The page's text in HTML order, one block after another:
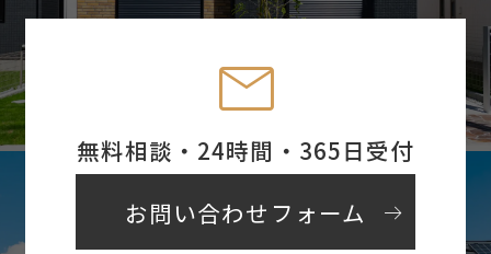
mail
無料相談・24時間・365日受付
お問い合わせフォーム
arrow_right_alt